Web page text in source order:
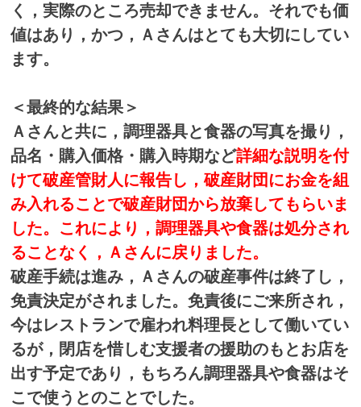
く，実際のところ売却できません。それでも価
値はあり，かつ，Ａさんはとても大切にしてい
ます。
＜最終的な結果＞
Ａさんと共に，調理器具と食器の写真を撮り，
品名・購入価格・購入時期など詳細な説明を付
けて破産管財人に報告し，破産財団にお金を組
み入れることで破産財団から放棄してもらいま
した。これにより，調理器具や食器は処分され
ることなく，Ａさんに戻りました。
破産手続は進み，Ａさんの破産事件は終了し，
免責決定がされました。免責後にご来所され，
今はレストランで雇われ料理長として働いてい
るが，閉店を惜しむ支援者の援助のもとお店を
出す予定であり，もちろん調理器具や食器はそ
こで使うとのことでした。